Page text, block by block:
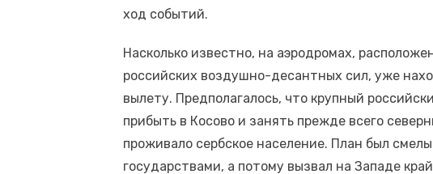
ход событий.
Насколько известно, на аэродромах,
российских воздушно-десантных сил, уже
вылету. Предполагалось, что крупный
прибыть в Косово и занять прежде всего
проживало сербское население. План был
государствами, а потому вызвал на Западе